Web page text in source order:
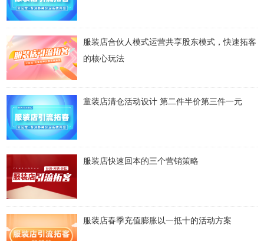
服装店合伙人模式运营共享股东模式，快速拓客
的核心玩法
童装店清仓活动设计 第二件半价第三件一元
服装店快速回本的三个营销策略
服装店春季充值膨胀以一抵十的活动方案